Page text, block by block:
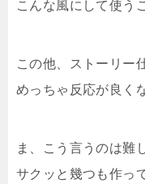
こんな風にして使う
この他、ストーリー
めっちゃ反応が良く
ま、こう言うのは難
サクッと幾つも作っ